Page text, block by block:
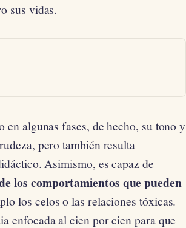
sus vidas.
algunas fases, de hecho, su tono y
pero también resulta
Asimismo, es capaz de
los comportamientos que pueden
los celos o las relaciones tóxicas.
enfocada al cien por cien para que